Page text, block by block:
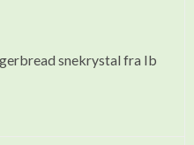
snekrystal fra Ib